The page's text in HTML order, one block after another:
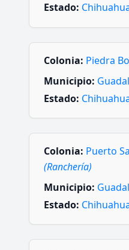
Estado:
Colonia: Piedra
Municipio:
Estado:
Colonia: Puerto
(Ranchería)
Municipio:
Estado: